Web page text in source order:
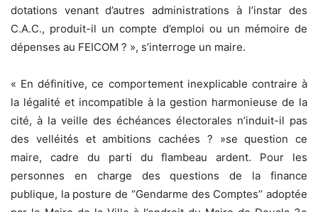
dotations venant d’autres administrations à l’instar des
C.A.C., produit-il un compte d’emploi ou un mémoire de
dépenses au FEICOM ? », s’interroge un maire.
« En définitive, ce comportement inexplicable contraire à
la légalité et incompatible à la gestion harmonieuse de la
cité, à la veille des échéances électorales n’induit-il pas
des velléités et ambitions cachées ? »se question ce
maire, cadre du parti du flambeau ardent. Pour les
personnes en charge des questions de la finance
publique, la posture de ‘’Gendarme des Comptes’’ adoptée